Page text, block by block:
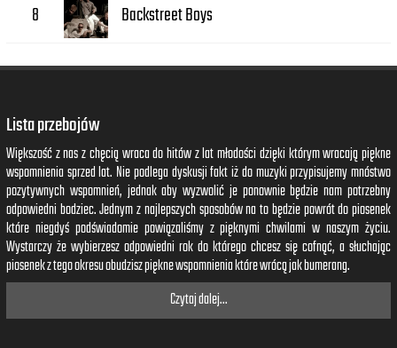
8 Backstreet Boys
Lista przebojów
Większość z nas z chęcią wraca do hitów z lat młodości dzięki którym wracają piękne
wspomnienia sprzed lat. Nie podlega dyskusji fakt iż do muzyki przypisujemy mnóstwo
pozytywnych wspomnień, jednak aby wyzwolić je ponownie będzie nam potrzebny
odpowiedni bodziec. Jednym z najlepszych sposobów na to będzie powrót do piosenek
które niegdyś podświadomie powiązaliśmy z pięknymi chwilami w naszym życiu.
Wystarczy że wybierzesz odpowiedni rok do którego chcesz się cofnąć, a słuchając
piosenek z tego okresu obudzisz piękne wspomnienia które wrócą jak bumerang.
Czytaj dalej...